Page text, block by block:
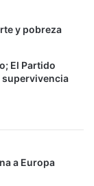
y pobreza
El Partido
supervivencia
a Europa